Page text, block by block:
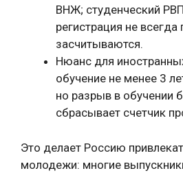
ВНЖ; студенческий
регистрация не
засчитываются.
Нюанс для
обучение не менее 3
но разрыв в обучении
сбрасывает счетчик
Это делает Россию
молодежи: многие